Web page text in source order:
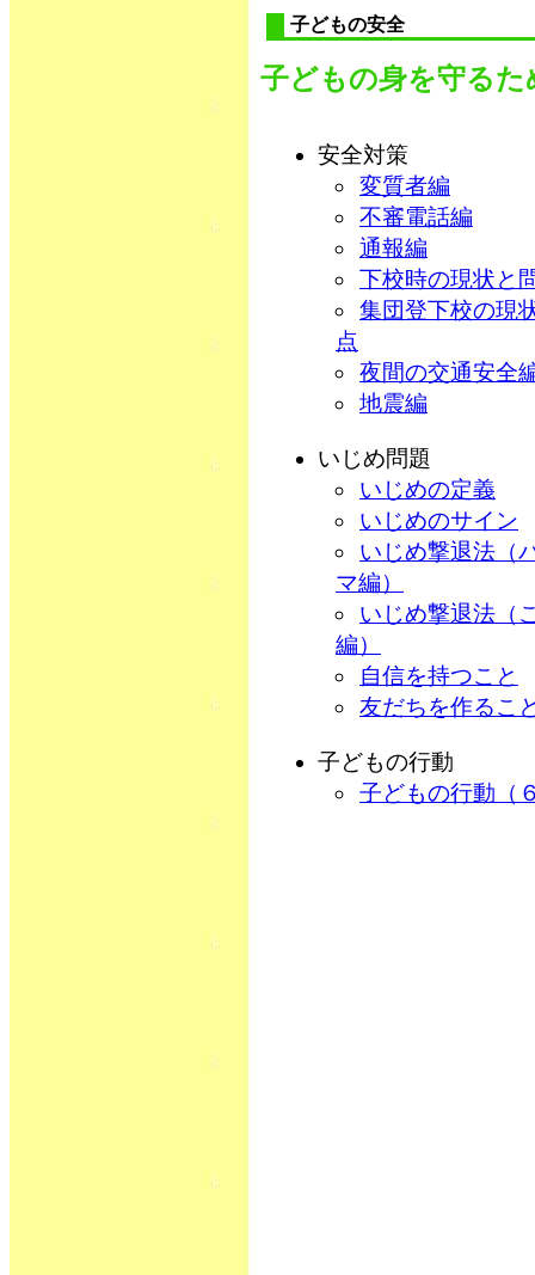
子どもの安全
子どもの身を守るた
安全対策
変質者編
不審電話編
通報編
下校時の現状と
集団登下校の現
点
夜間の交通安全
地震編
いじめ問題
いじめの定義
いじめのサイン
いじめ撃退法（
マ編）
いじめ撃退法（
編）
自信を持つこと
友だちを作るこ
子どもの行動
子どもの行動（